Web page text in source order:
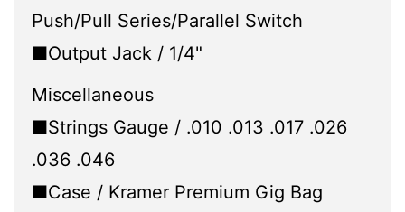
Push/Pull Series/Parallel Switch
■Output Jack / 1/4"
Miscellaneous
■Strings Gauge / .010 .013 .017 .026
.036 .046
■Case / Kramer Premium Gig Bag